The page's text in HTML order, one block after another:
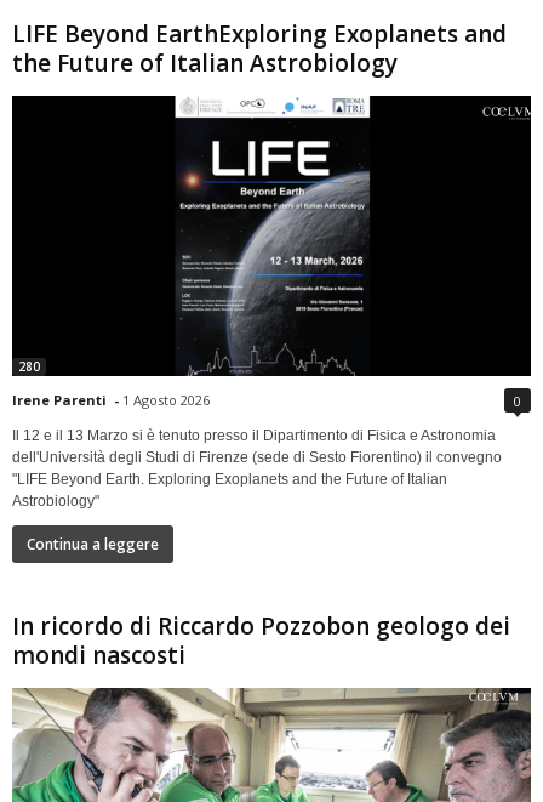
LIFE Beyond EarthExploring Exoplanets and
the Future of Italian Astrobiology
280
Irene Parenti - 1 Agosto 2026 0
Il 12 e il 13 Marzo si è tenuto presso il Dipartimento di Fisica e Astronomia
dell'Università degli Studi di Firenze (sede di Sesto Fiorentino) il convegno
"LIFE Beyond Earth. Exploring Exoplanets and the Future of Italian
Astrobiology"
Continua a leggere
In ricordo di Riccardo Pozzobon geologo dei
mondi nascosti